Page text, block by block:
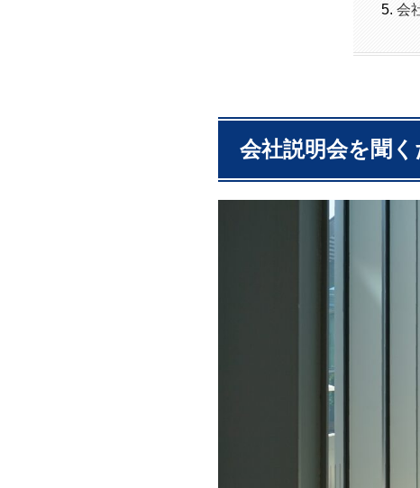
会
会社説明会を聞